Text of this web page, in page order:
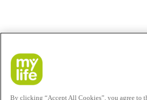
By clicking “Accept All Cookies”, you agree to